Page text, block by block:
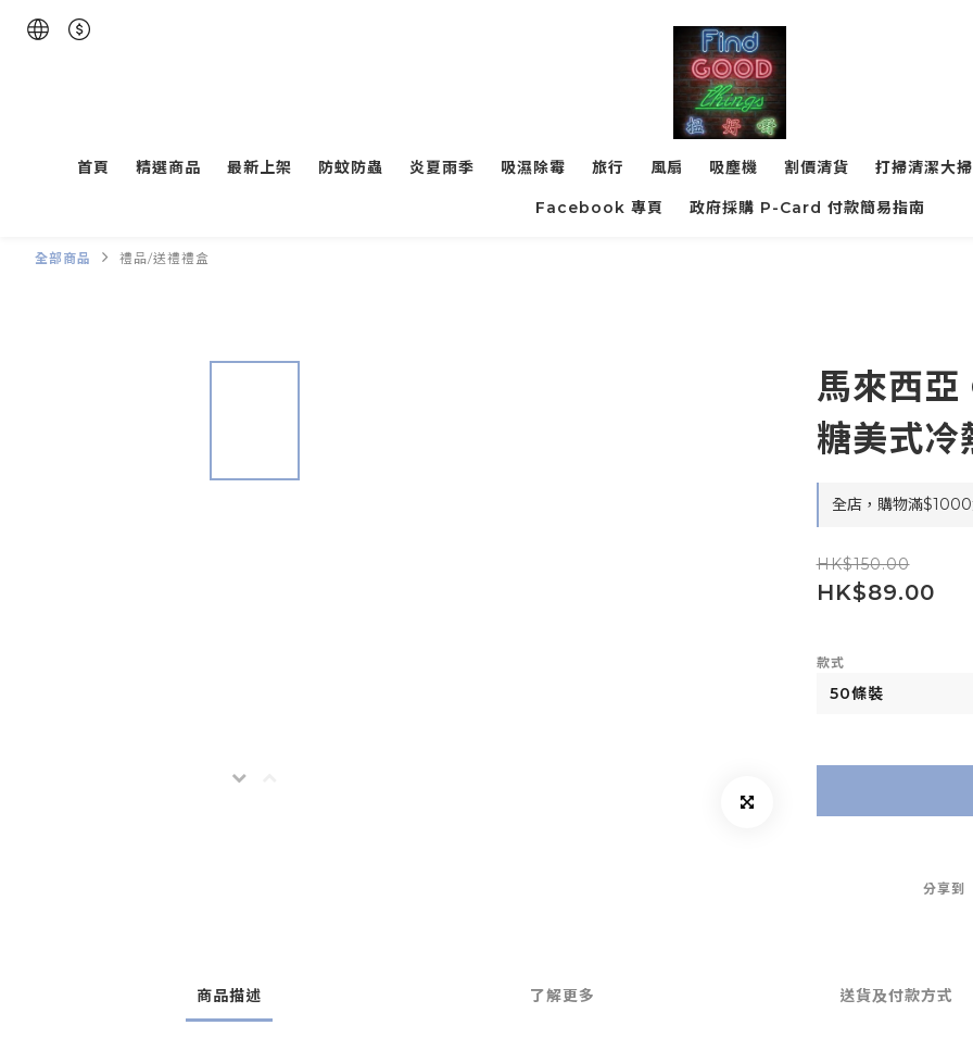
首頁 精選商品 最新上架 防蚊防蟲 炎夏雨季 吸濕除霉 旅行 風扇 吸塵機 割價清貨 打掃清潔大
Facebook 專頁 政府採購 P-Card 付款簡易指南
全部商品 禮品/送禮禮盒
馬來西
糖美式冷
全店，購物滿
HK$150.00
HK$89.00
款式
分享到
商品描述 了解更多 送貨及付款方式